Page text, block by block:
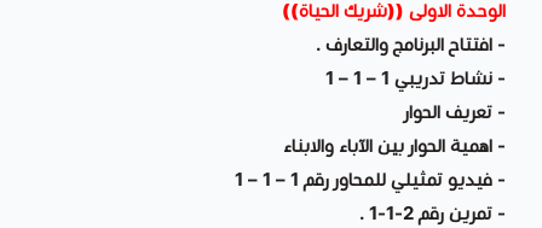
الوحدة الاولى ((شريك الحياة))
- افتتاح البرنامج والتعارف .
- نشاط تدريبي 1 – 1 – 1
- تعريف الحوار
- اهمية الحوار بين الآباء والابناء
- فيديو تمثيلي للمحاور رقم 1 – 1 – 1
- تمرين رقم 2-1-1 .